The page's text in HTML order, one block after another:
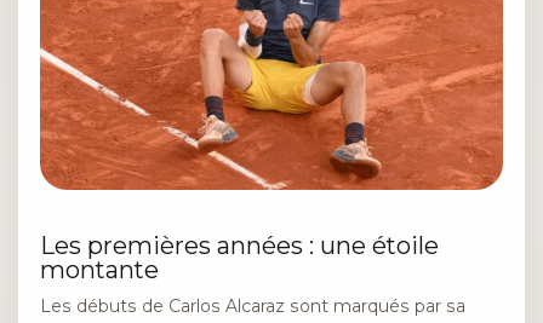
Les premières années : une étoile
montante
Les débuts de Carlos Alcaraz sont marqués par sa